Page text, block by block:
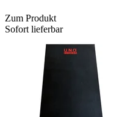
Zum Produkt
Sofort lieferbar